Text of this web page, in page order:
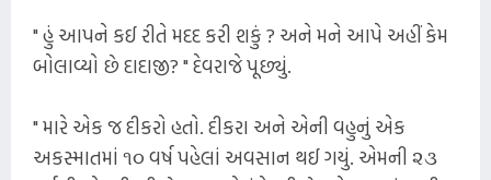
" હું આપને કઈ રીતે મદદ કરી શકું ? અને મને આપે અહીં કેમ
બોલાવ્યો છે દાદાજી? " દેવરાજે પૂછ્યું.
" મારે એક જ દીકરો હતો. દીકરા અને એની વહુનું એક
અકસ્માતમાં ૧૦ વર્ષ પહેલાં અવસાન થઈ ગયું. એમની ૨૩